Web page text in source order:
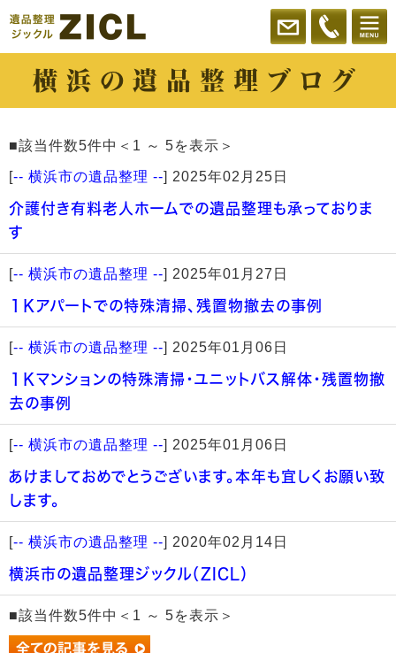
横浜の遺品整理ブログ
■該当件数5件中＜1 ～ 5を表示＞
[-- 横浜市の遺品整理 --] 2025年02月25日
介護付き有料老人ホームでの遺品整理も承っておりま
す
[-- 横浜市の遺品整理 --] 2025年01月27日
１Ｋアパートでの特殊清掃、残置物撤去の事例
[-- 横浜市の遺品整理 --] 2025年01月06日
１Ｋマンションの特殊清掃・ユニットバス解体・残置物撤
去の事例
[-- 横浜市の遺品整理 --] 2025年01月06日
あけましておめでとうございます。本年も宜しくお願い致
します。
[-- 横浜市の遺品整理 --] 2020年02月14日
横浜市の遺品整理ジックル（ZICL）
■該当件数5件中＜1 ～ 5を表示＞